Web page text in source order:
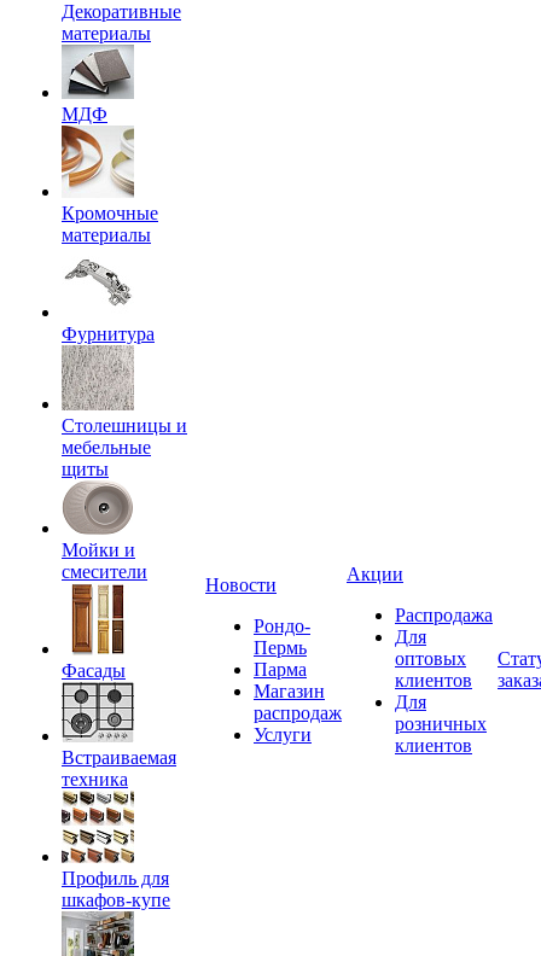
Декоративные
материалы
МДФ
Кромочные
материалы
Фурнитура
Столешницы и
мебельные
щиты
Мойки и
смесители
Фасады
Встраиваемая
техника
Профиль для
шкафов-купе
Новости
Рондо-
Пермь
Парма
Магазин
распродаж
Услуги
Акции
Распродажа
Для
оптовых
клиентов
Для
розничных
клиентов